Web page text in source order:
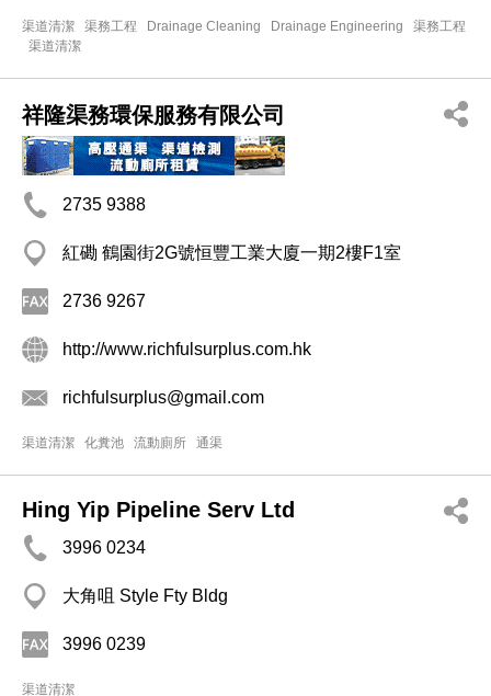
渠道清潔 渠務工程 Drainage Cleaning Drainage Engineering
渠務工程
渠道清潔
祥隆渠務環保服務有限公司
2735 9388
紅磡 鶴園街2G號恒豐工業大廈一期2樓F1室
2736 9267
http://www.richfulsurplus.com.hk
richfulsurplus@gmail.com
渠道清潔 化糞池 流動廁所 通渠
Hing Yip Pipeline Serv Ltd
3996 0234
大角咀 Style Fty Bldg
3996 0239
渠道清潔